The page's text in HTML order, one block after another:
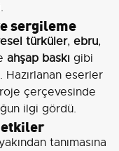
sergileme
türküler, ebru,
ahşap baskı gibi
Hazırlanan eserler
çerçevesinde
ilgi gördü.
tanımasına